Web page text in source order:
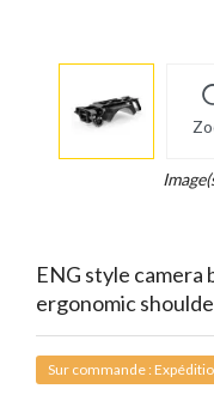
info
ENG style camera
ergonomic
Sur commande :